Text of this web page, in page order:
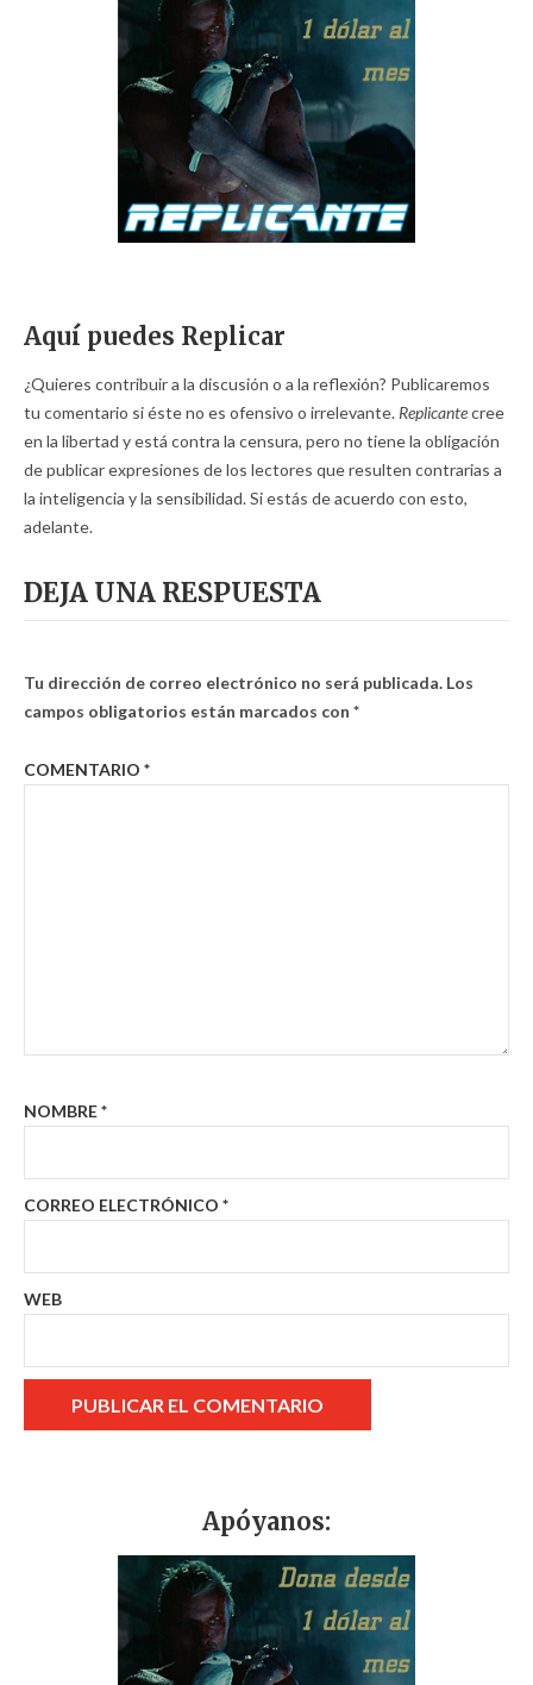
Aquí puedes Replicar
¿Quieres contribuir a la discusión o a la reflexión? Publicaremos
tu comentario si éste no es ofensivo o irrelevante. Replicantecree
en la libertad y está contra la censura, pero no tiene la obligación
de publicar expresiones de los lectores que resulten contrarias a
la inteligencia y la sensibilidad. Si estás de acuerdo con esto,
adelante.
DEJA UNA RESPUESTA
Tu dirección de correo electrónico no será publicada. Los
campos obligatorios están marcados con *
COMENTARIO *
NOMBRE*
CORREO ELECTRÓNICO *
WEB
Apóyanos: